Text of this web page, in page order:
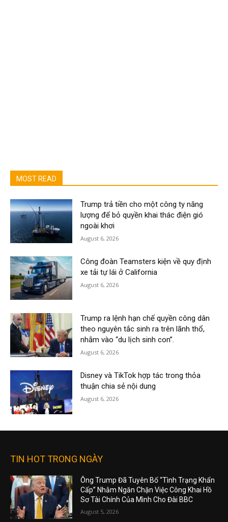
MOST READ
Trump trả tiền cho một công ty năng
lượng để bỏ quyền khai thác điện gió
ngoài khơi
August 6, 2026
Công đoàn Teamsters kiện về quy định
xe tải tự lái ở California
August 6, 2026
Trump ra lệnh hạn chế quyền công dân
theo nguyên tắc sinh ra trên lãnh thổ,
nhắm vào “du lịch sinh con”.
August 6, 2026
Disney và TikTok hợp tác trong thỏa
thuận chia sẻ nội dung
August 6, 2026
TIN HOT TRONG NGÀY
Ông Trump Đã Tuyên Bố “Tình Trạng Khẩn
Cấp” Nhằm Ngăn Chặn Việc Công Khai Hồ
Sơ Tài Chính Của Mình Cho Đài BBC
August 5, 2026